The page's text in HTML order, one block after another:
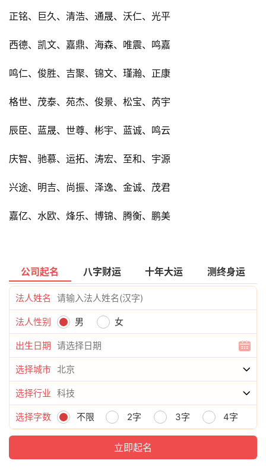
正铭、巨久、清浩、通晟、沃仁、光平
西德、凯文、嘉鼎、海森、唯震、鸣嘉
鸣仁、俊胜、吉聚、锦文、瑾瀚、正康
格世、茂泰、苑杰、俊景、松宝、芮宇
辰臣、蓝晟、世尊、彬宇、蓝诚、鸣云
庆智、驰慕、运拓、涛宏、至和、宇源
兴途、明吉、尚振、泽逸、金诚、茂君
嘉亿、水欧、烽乐、博锦、腾衡、鹏美
公司起名 八字财运 十年大运 测终身运
法人姓名
法人性别 男 女
出生日期
选择城市
选择行业
选择字数 不限 2字 3字 4字